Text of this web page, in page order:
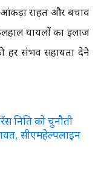
आंकड़ा राहत और बचाव
घायलों का इलाज
हर संभव सहायता देने
निति को चुनौती
सीएमहेल्पलाइन